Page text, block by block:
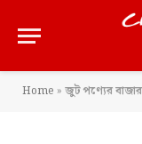
Home » জুট পণ্যের